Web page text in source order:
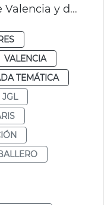
Centenario del pasodoble Valencia y del himno de la CV
VALENCIA
TEMÁTICA
JGL